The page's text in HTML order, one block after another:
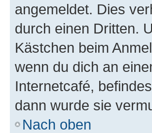
angemeldet. Dies
durch einen Dritten.
Kästchen beim
wenn du dich an
Internetcafé,
dann wurde sie
Nach oben